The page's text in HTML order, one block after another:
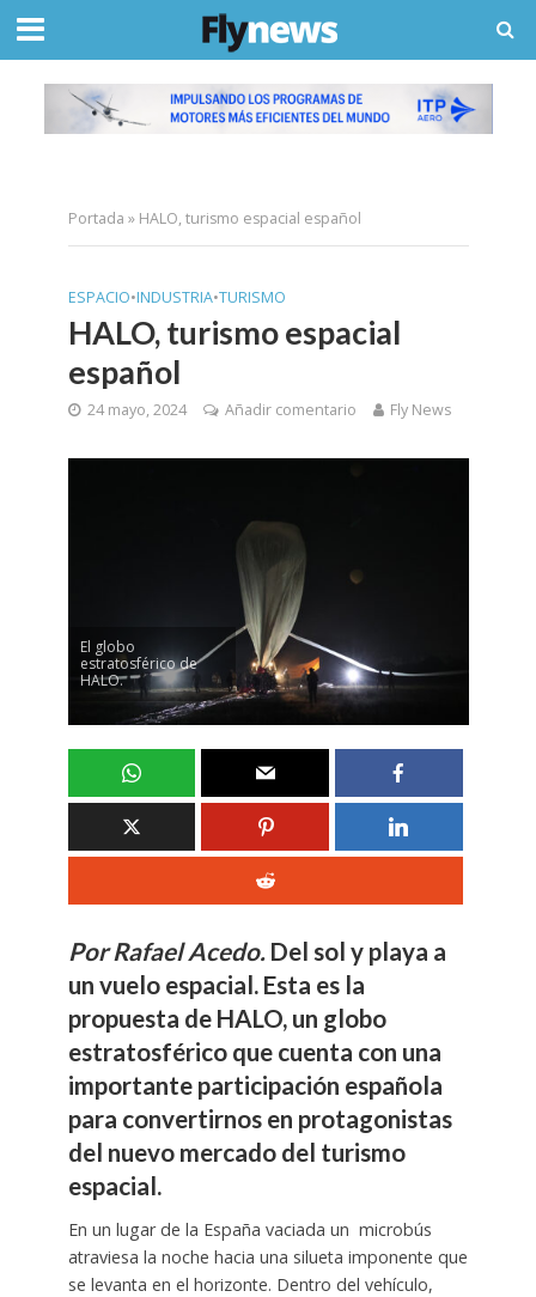
Portada » HALO, turismo espacial español
ESPACIO•INDUSTRIA•TURISMO
HALO, turismo espacial
español
24 mayo, 2024 Añadir comentario Fly News
El globo
estratosférico de
HALO.
Por Rafael Acedo.Del sol y playa a
un vuelo espacial. Esta es la
propuesta de HALO,un globo
estratosférico que cuenta con una
importante participación española
para convertirnos en protagonistas
del nuevo mercado del turismo
espacial.
En un lugar de la España vaciada un microbús
atraviesa la noche hacia una silueta imponente que
se levanta en el horizonte. Dentro del vehículo,